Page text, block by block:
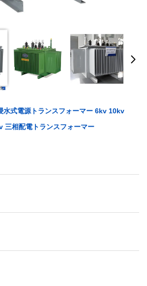
水式電源トランスフォーマー 6kv 10kv
相配電トランスフォーマー